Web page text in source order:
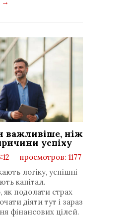
→
важливіше, ніж
успіху
просмотров: 1177
0
логіку, успішні
капітал.
як подолати страх
діяти тут і зараз
фінансових цілей.